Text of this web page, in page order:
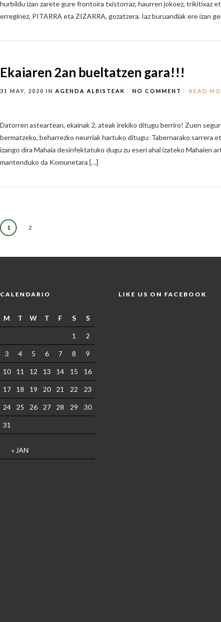
hurbildu izan zarete gure frontoira txistorraz, haurren jokoez, trikitixaz
erreginez, PITARRA eta ZIZARRA, gozatzera. Iaz buruandiak ere izan
Ekaiaren 2an bueltatzen gara!!!
31 MAY, 2020 IN AGENDA ALBISTEAK NO COMMENT READ
Datorren asteartean, ekainak 2, ateak irekiko ditugu berriro! Zuen
bermatzeko, beharrezko neurriak hartuko ditugu: Tabernarako sarrera
izango dira Mahaia desinfektatuko dugu zu eseri ahal izateko Mahaien
mantenduko da Komunetara […]
1 2
CALENDARIO
M T W T F S S
« JAN
1 2
3 4 5 6 7 8 9
10 11 12 13 14 15 16
17 18 19 20 21 22 23
24 25 26 27 28 29 30
31
LIKE US ON FACEBOOK